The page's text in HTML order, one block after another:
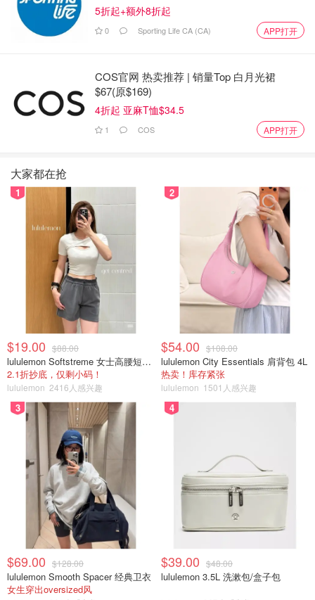
建议带上一件毛衣或者外套，以备晚上会转冷，另外别忘记
带上舒适的鞋子，方便在甲板上漫步。
士可以穿裙子/连衣裙、休闲裤和毛衣，男士可以穿长裤和
开领衬衫。5天或更长的邮轮航程里会包括至少一个晚宴场
合，女士可穿上晚礼服、鸡尾酒会礼裙或优雅裤装，男士可
穿燕尾服、晚宴夹克或深色西装。
图片来自于Princess Cruises ，版权属于原作者
公主邮轮船队有着不同的船只，有的可以承载超过3,500名
旅客。每艘公主号邮轮的设计都为旅客预留了足够的空间，
有宽敞的甲板、公共空间和阳台客舱。而每艘邮轮也有自己
的特色，
点这里了解公主号邮轮船队
6. 在邮轮上可以打电话和上网吗？
5折起+额外8折起
0 Sporting Life CA (CA) APP打开
COS官网 热卖推荐 | 销量Top 白月光裙
$67(原$169)
4折起 亚麻T恤$34.5
1 COS APP打开
大家都在抢
1
$19.00 $88.00
lululemon Softstreme 女士高腰短裤 10cm
2.1折抄底，仅剩小码！
lululemon 2416人感兴趣
2
$54.00 $108.00
lululemon City Essentials 肩背包 4L
热卖！库存紧张
lululemon 1501人感兴趣
3
$69.00 $128.00
lululemon Smooth Spacer 经典卫衣
女生穿出oversized风
4
$39.00 $48.00
lululemon 3.5L 洗漱包/盒子包